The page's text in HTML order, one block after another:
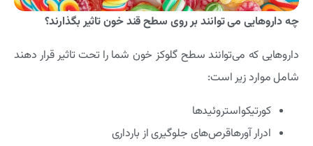
چه داروهایی می توانند بر روی سطح قند خون تاثیر بگذارند؟
داروهایی که می‌توانند سطح گلوکز خون شما را تحت تاثیر قرار دهند
شامل موارد زیر است:
کورتیکواستروئیدها
ادرار آورهاقرص‌های جلوگیری از بارداری